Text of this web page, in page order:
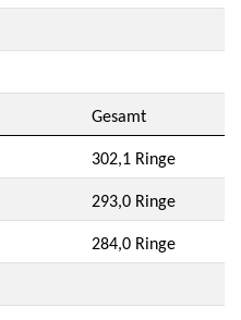
Gesamt
302,1 Ringe
293,0 Ringe
284,0 Ringe